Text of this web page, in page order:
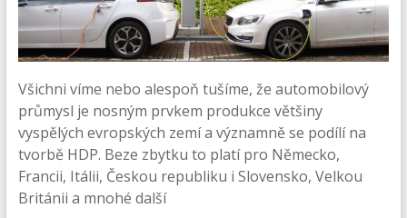
Všichni víme nebo alespoň tušíme, že automobilový
průmysl je nosným prvkem produkce většiny
vyspělých evropských zemí a významně se podílí na
tvorbě HDP. Beze zbytku to platí pro Německo,
Francii, Itálii, Českou republiku i Slovensko, Velkou
Británii a mnohé další